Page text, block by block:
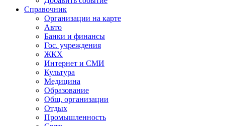
Справочник
Организации на карте
Авто
Банки и финансы
Гос. учреждения
ЖКХ
Интернет и СМИ
Культура
Медицина
Образование
Общ. организации
Отдых
Промышленность